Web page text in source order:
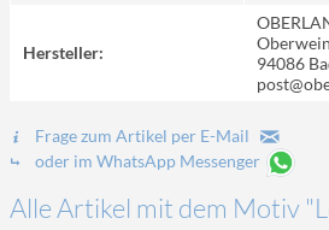
Hersteller:
94086
Frage zum Artikel per E-Mail
oder im WhatsApp Messenger
Alle Artikel mit dem Motiv